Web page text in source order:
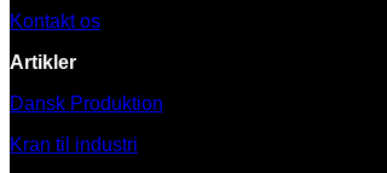
Kontakt os
Artikler
Dansk Produktion
Kran til industri